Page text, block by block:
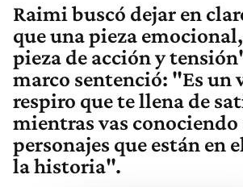
Raimibuscó dejar en
que una pieza
pieza de acción y
marco sentenció: "Es un
respiro que te llena de
mientras vas conociendo
personajes que están en
la historia".